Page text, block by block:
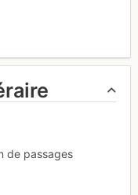
de passages